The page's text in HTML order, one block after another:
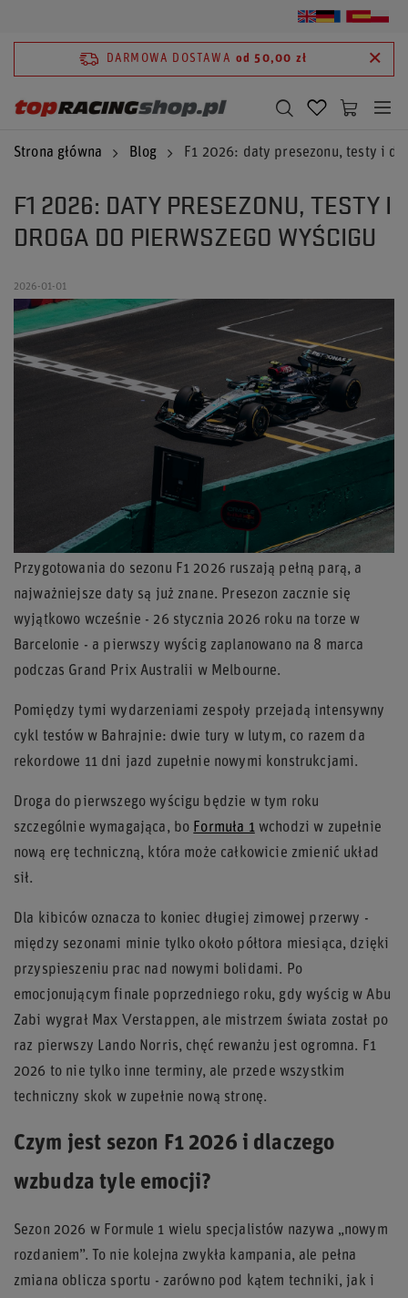
DARMOWA DOSTAWA od 50,00 zł
Strona główna Blog F1 2026: daty presezonu, testy i
F1 2026: DATY PRESEZONU, TESTY I
DROGA DO PIERWSZEGO WYŚCIGU
2026-01-01
Przygotowania do sezonu F1 2026 ruszają pełną parą, a
najważniejsze daty są już znane. Presezon zacznie się
wyjątkowo wcześnie - 26 stycznia 2026 roku na torze w
Barcelonie - a pierwszy wyścig zaplanowano na 8 marca
podczas Grand Prix Australii w Melbourne.
Pomiędzy tymi wydarzeniami zespoły przejadą intensywny
cykl testów w Bahrajnie: dwie tury w lutym, co razem da
rekordowe 11 dni jazd zupełnie nowymi konstrukcjami.
Droga do pierwszego wyścigu będzie w tym roku
szczególnie wymagająca, bo Formuła 1wchodzi w zupełnie
nową erę techniczną, która może całkowicie zmienić układ
sił.
Dla kibiców oznacza to koniec długiej zimowej przerwy -
między sezonami minie tylko około półtora miesiąca, dzięki
przyspieszeniu prac nad nowymi bolidami. Po
emocjonującym finale poprzedniego roku, gdy wyścig w Abu
Zabi wygrał Max Verstappen, ale mistrzem świata został po
raz pierwszy Lando Norris, chęć rewanżu jest ogromna. F1
2026 to nie tylko inne terminy, ale przede wszystkim
techniczny skok w zupełnie nową stronę.
Czym jest sezon F1 2026 i dlaczego
wzbudza tyle emocji?
Sezon 2026 w Formule 1 wielu specjalistów nazywa „nowym
rozdaniem”. To nie kolejna zwykła kampania, ale pełna
zmiana oblicza sportu - zarówno pod kątem techniki, jak i